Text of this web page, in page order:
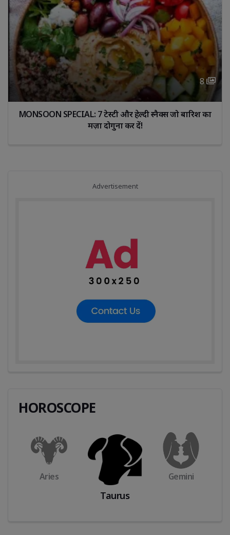
8
MONSOON SPECIAL: 7 टेस्टी और हेल्दी स्नैक्स जो बारिश का
मज़ा दोगुना कर दें!
Advertisement
HOROSCOPE
Aries
Taurus
Gemini